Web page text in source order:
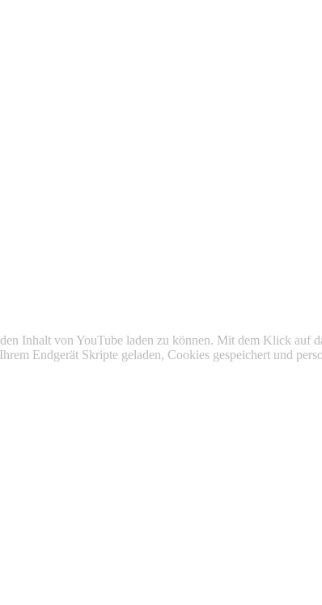
von YouTube laden zu können. Mit dem Klick auf
Endgerät Skripte geladen, Cookies gespeichert und